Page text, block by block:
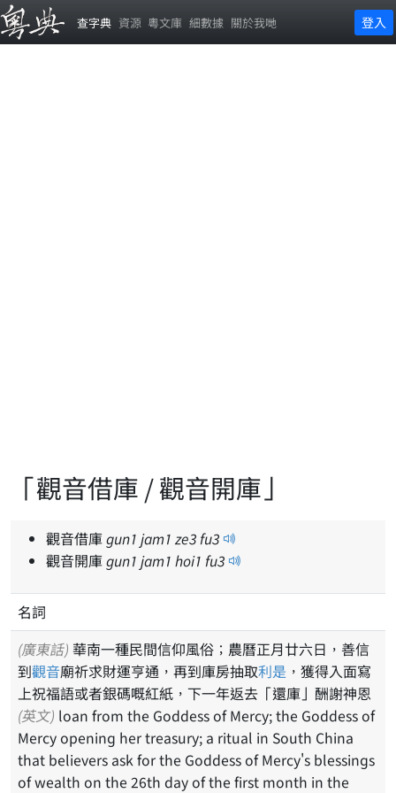
查字典 資源 粵文庫 細數據 關於我哋 登入
「觀音借庫 / 觀音開庫」
觀音借庫gun1 jam1 ze3fu3
觀音開庫gun1 jam1 hoi1 fu3
名詞
(廣東話) 華南一種民間信仰風俗；農曆正月廿六日，善信
到觀音廟祈求財運亨通，再到庫房抽取利是 ，獲得入面寫
上祝福語或者銀碼嘅紅紙，下一年返去「還庫」酬謝神恩
(英文) loan from the Goddess of Mercy; the Goddess of
Mercy opening her treasury; a ritual in South China
that believers ask for the Goddess of Mercy's blessings
of wealth on the 26th day of the first month in the